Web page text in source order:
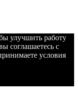
улучшить работу
соглашаетесь c
условия